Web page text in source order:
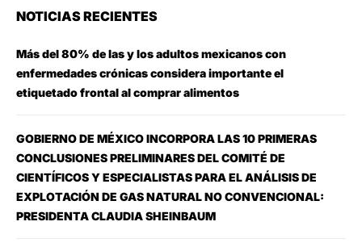
NOTICIAS RECIENTES
Más del 80% de las y los adultos mexicanos con
enfermedades crónicas considera importante el
etiquetado frontal al comprar alimentos
GOBIERNO DE MÉXICO INCORPORA LAS 10 PRIMERAS
CONCLUSIONES PRELIMINARES DEL COMITÉ DE
CIENTÍFICOS Y ESPECIALISTAS PARA EL ANÁLISIS DE
EXPLOTACIÓN DE GAS NATURAL NO CONVENCIONAL:
PRESIDENTA CLAUDIA SHEINBAUM